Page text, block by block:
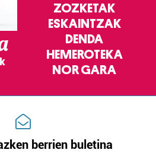
ZOZKETAK
ESKAINTZAK
DENDA
HEMEROTEKA
NOR GARA
berrien buletina